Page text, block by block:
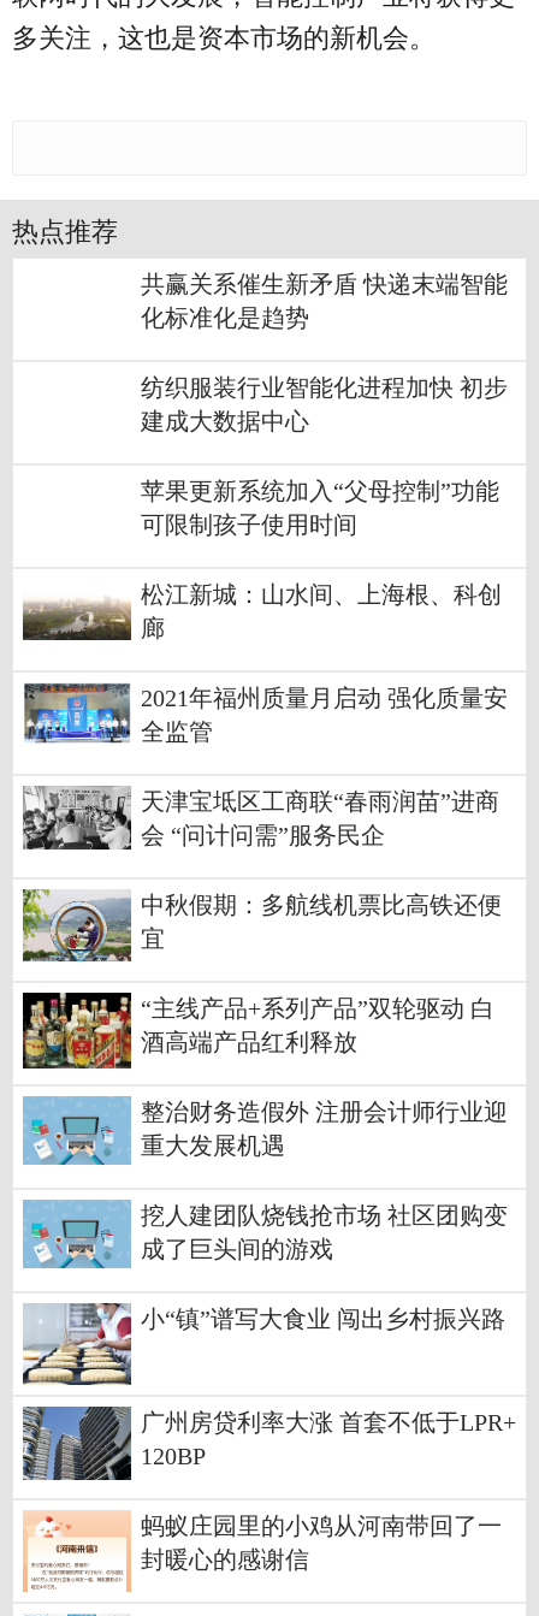
多关注，这也是资本市场的新机会。
热点推荐
共赢关系催生新矛盾 快递末端智能
化标准化是趋势
纺织服装行业智能化进程加快 初步
建成大数据中心
苹果更新系统加入“父母控制”功能
可限制孩子使用时间
松江新城：山水间、上海根、科创
廊
2021年福州质量月启动 强化质量安
全监管
天津宝坻区工商联“春雨润苗”进商
会 “问计问需”服务民企
中秋假期：多航线机票比高铁还便
宜
“主线产品+系列产品”双轮驱动 白
酒高端产品红利释放
整治财务造假外 注册会计师行业迎
重大发展机遇
挖人建团队烧钱抢市场 社区团购变
成了巨头间的游戏
小“镇”谱写大食业 闯出乡村振兴路
广州房贷利率大涨 首套不低于LPR+
120BP
蚂蚁庄园里的小鸡从河南带回了一
封暖心的感谢信